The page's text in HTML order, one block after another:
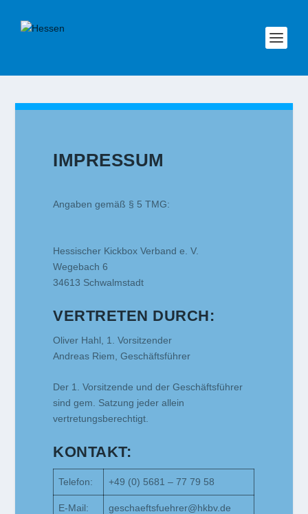
IMPRESSUM
Angaben gemäß § 5 TMG:
Hessischer Kickbox Verband e. V.
Wegebach 6
34613 Schwalmstadt
VERTRETEN DURCH:
Oliver Hahl, 1. Vorsitzender
Andreas Riem, Geschäftsführer
Der 1. Vorsitzende und der Geschäftsführer
sind gem. Satzung jeder allein
vertretungsberechtigt.
KONTAKT:
Telefon: +49 (0) 5681 – 77 79 58
E-Mail: geschaeftsfuehrer@hkbv.de